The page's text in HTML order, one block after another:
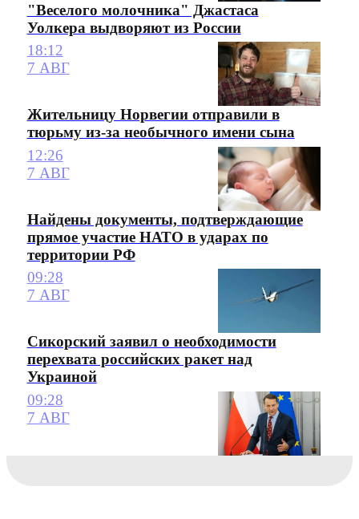
"Веселого молочника" Джастаса
Уолкера выдворяют из России
18:12
7 АВГ
Жительницу Норвегии отправили в
тюрьму из-за необычного имени сына
12:26
7 АВГ
Найдены документы, подтверждающие
прямое участие НАТО в ударах по
территории РФ
09:28
7 АВГ
Сикорский заявил о необходимости
перехвата российских ракет над
Украиной
09:28
7 АВГ